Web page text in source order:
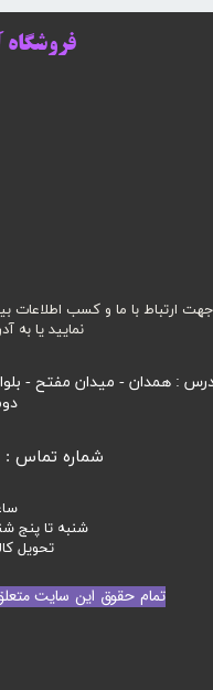
تمام حقوق این سایت
جهت ارتباط با ما و کسب اطلاعات
نمایید یا به
: همدان - میدان مفتح -
شنبه تا پنج شنبه 9 صبح
تحویل کالا 3 تا 7 روز
شماره تماس : 09185032000 محرابی
فروشگاه